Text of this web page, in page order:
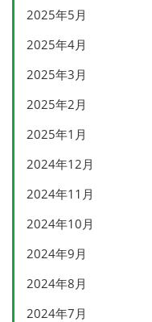
2025年5月
2025年4月
2025年3月
2025年2月
2025年1月
2024年12月
2024年11月
2024年10月
2024年9月
2024年8月
2024年7月